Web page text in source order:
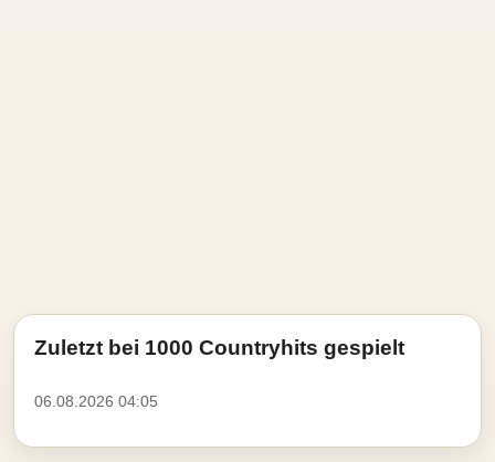
Zuletzt bei 1000 Countryhits gespielt
06.08.2026 04:05